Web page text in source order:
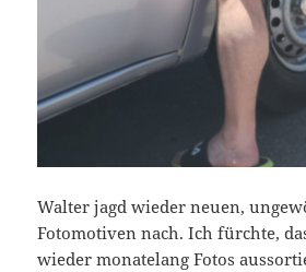
Walter jagd wieder neuen,
Fotomotiven nach. Ich fürchte,
wieder monatelang Fotos